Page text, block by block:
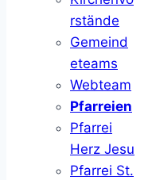
rstände
Gemeind
eteams
Webteam
Pfarreien
Pfarrei
Herz Jesu
Pfarrei St.